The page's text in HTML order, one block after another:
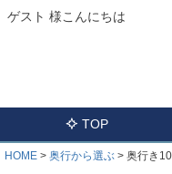
ゲスト 様こんにちは
TOP
HOME 奥行から選ぶ 奥行き